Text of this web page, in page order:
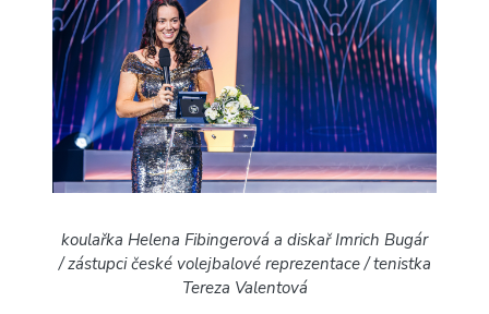
koulařka Helena Fibingerová a diskař Imrich Bugár
/zástupci české volejbalové reprezentace /tenistka
Tereza Valentová